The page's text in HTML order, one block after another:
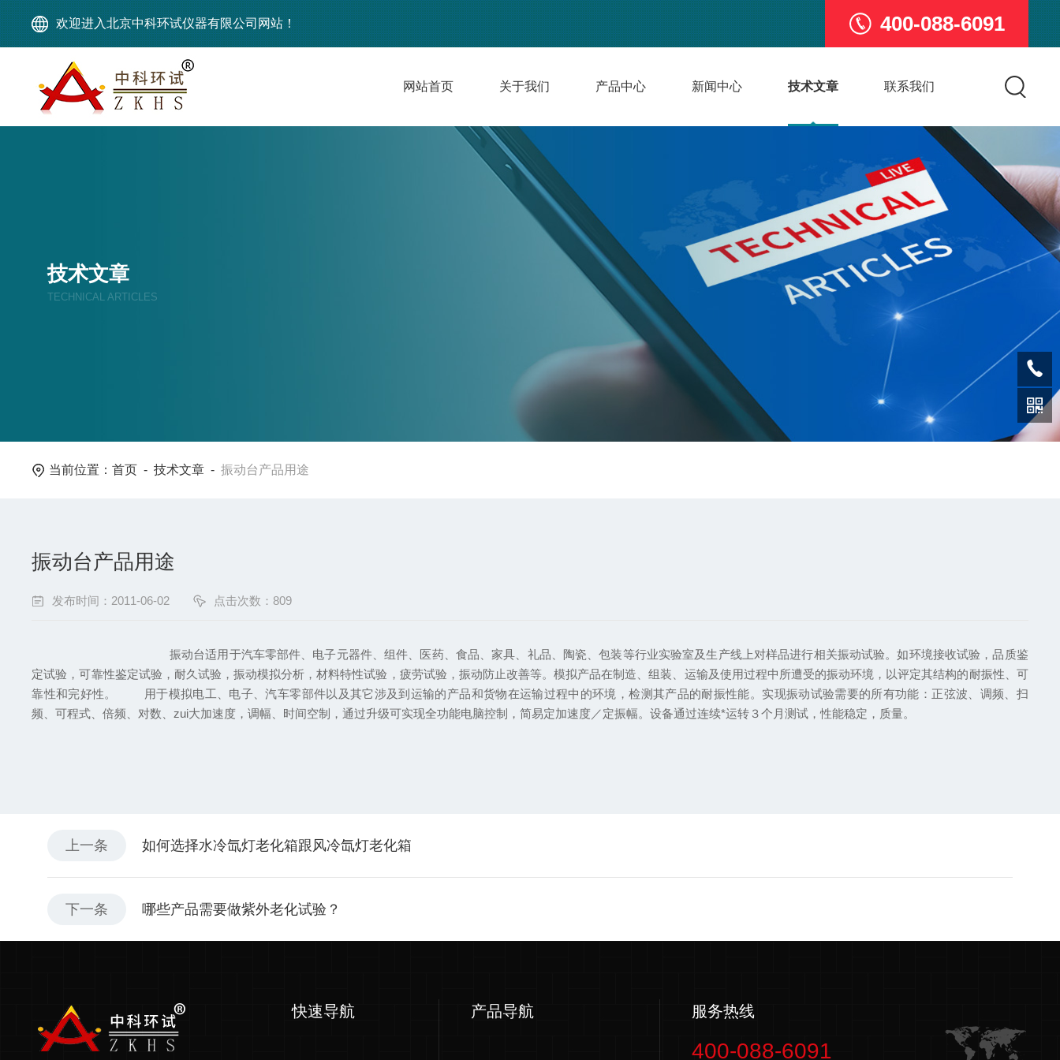
欢迎进入北京中科环试仪器有限公司网站！ 400-088-6091
网站首页 关于我们 产品中心 新闻中心 技术文章 联系我们
技术文章
TECHNICAL ARTICLES
当前位置：首页 -技术文章 -振动台产品用途
振动台产品用途
发布时间：2011-06-02 点击次数：809
振动台适用于汽车零部件、电子元器件、组件、医药、食品、家具、礼品、陶瓷、包装等行业实验室及生产线上对样品进行相关振动试验。如环境接收试验，品质鉴
定试验，可靠性鉴定试验，耐久试验，振动模拟分析，材料特性试验，疲劳试验，振动防止改善等。模拟产品在制造、组装、运输及使用过程中所遭受的振动环境，以评定其结构的耐振性、可
靠性和完好性。 用于模拟电工、电子、汽车零部件以及其它涉及到运输的产品和货物在运输过程中的环境，检测其产品的耐振性能。实现振动试验需要的所有功能：正弦波、调频、扫
频、可程式、倍频、对数、zui大加速度，调幅、时间空制，通过升级可实现全功能电脑控制，简易定加速度／定振幅。设备通过连续*运转３个月测试，性能稳定，质量。
上一条 如何选择水冷氙灯老化箱跟风冷氙灯老化箱
下一条 哪些产品需要做紫外老化试验？
快速导航 产品导航 服务热线
400-088-6091